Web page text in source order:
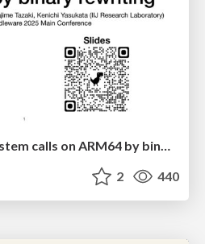
2 440